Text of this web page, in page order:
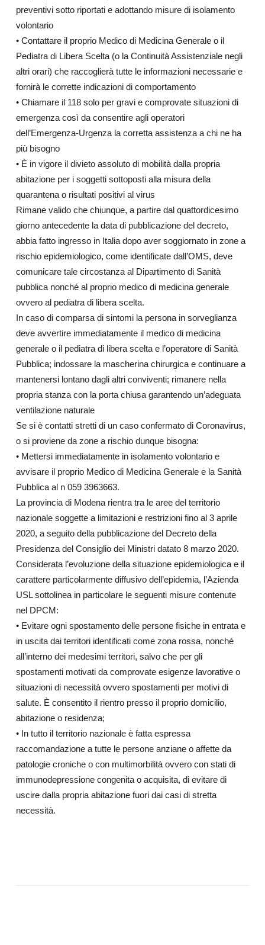
preventivi sotto riportati e adottando misure di isolamento
volontario
• Contattare il proprio Medico di Medicina Generale o il
Pediatra di Libera Scelta (o la Continuità Assistenziale negli
altri orari) che raccoglierà tutte le informazioni necessarie e
fornirà le corrette indicazioni di comportamento
• Chiamare il 118 solo per gravi e comprovate situazioni di
emergenza così da consentire agli operatori
dell’Emergenza-Urgenza la corretta assistenza a chi ne ha
più bisogno
• È in vigore il divieto assoluto di mobilità dalla propria
abitazione per i soggetti sottoposti alla misura della
quarantena o risultati positivi al virus
Rimane valido che chiunque, a partire dal quattordicesimo
giorno antecedente la data di pubblicazione del decreto,
abbia fatto ingresso in Italia dopo aver soggiornato in zone a
rischio epidemiologico, come identificate dall’OMS, deve
comunicare tale circostanza al Dipartimento di Sanità
pubblica nonché al proprio medico di medicina generale
ovvero al pediatra di libera scelta.
In caso di comparsa di sintomi la persona in sorveglianza
deve avvertire immediatamente il medico di medicina
generale o il pediatra di libera scelta e l’operatore di Sanità
Pubblica; indossare la mascherina chirurgica e continuare a
mantenersi lontano dagli altri conviventi; rimanere nella
propria stanza con la porta chiusa garantendo un’adeguata
ventilazione naturale
Se si è contatti stretti di un caso confermato di Coronavirus,
o si proviene da zone a rischio dunque bisogna:
• Mettersi immediatamente in isolamento volontario e
avvisare il proprio Medico di Medicina Generale e la Sanità
Pubblica al n 059 3963663.
La provincia di Modena rientra tra le aree del territorio
nazionale soggette a limitazioni e restrizioni fino al 3 aprile
2020, a seguito della pubblicazione del Decreto della
Presidenza del Consiglio dei Ministri datato 8 marzo 2020.
Considerata l’evoluzione della situazione epidemiologica e il
carattere particolarmente diffusivo dell’epidemia, l’Azienda
USL sottolinea in particolare le seguenti misure contenute
nel DPCM:
• Evitare ogni spostamento delle persone fisiche in entrata e
in uscita dai territori identificati come zona rossa, nonché
all’interno dei medesimi territori, salvo che per gli
spostamenti motivati da comprovate esigenze lavorative o
situazioni di necessità ovvero spostamenti per motivi di
salute. È consentito il rientro presso il proprio domicilio,
abitazione o residenza;
• In tutto il territorio nazionale è fatta espressa
raccomandazione a tutte le persone anziane o affette da
patologie croniche o con multimorbilità ovvero con stati di
immunodepressione congenita o acquisita, di evitare di
uscire dalla propria abitazione fuori dai casi di stretta
necessità.